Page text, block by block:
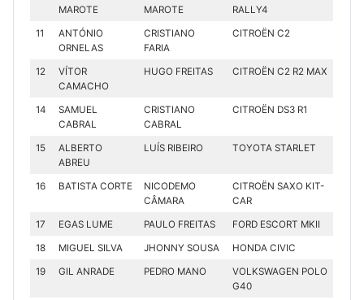
MAROTE
MAROTE
RALLY4
11
ANTÓNIO
ORNELAS
CRISTIANO
FARIA
CITROËN C2
12
VÍTOR
CAMACHO
HUGO FREITAS CITROËN C2 R2 MAX
14
SAMUEL
CABRAL
CRISTIANO
CABRAL
CITROËN DS3 R1
15
ALBERTO
ABREU
LUÍS RIBEIRO TOYOTA STARLET
16 BATISTA CORTE
NICODEMO
CÂMARA
CITROËN SAXO KIT-
CAR
17 EGAS LUME PAULO FREITAS FORD ESCORT MKII
18 MIGUEL SILVA JHONNY SOUSA HONDA CIVIC
19 GIL ANRADE PEDRO MANO
VOLKSWAGEN POLO
G40